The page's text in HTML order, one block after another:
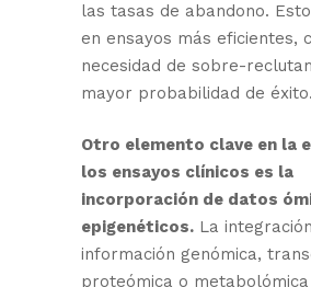
las tasas de abandono.
en ensayos más eficientes,
necesidad de sobre-
mayor probabilidad de éxito.
Otro elemento clave en la
los ensayos clínicos es la
incorporación de datos
epigenéticos. La
información genómica,
proteómica o metabolómica